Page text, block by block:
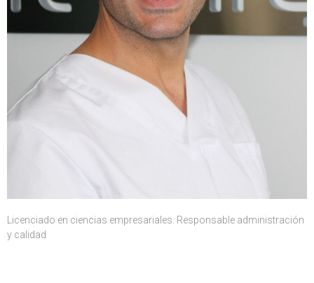
Licenciado en ciencias empresariales. Responsable administración
y calidad